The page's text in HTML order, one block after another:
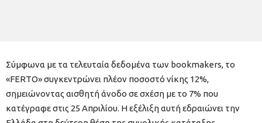
Σύμφωνα με τα τελευταία δεδομένα των bookmakers, το
«FERTO» συγκεντρώνει πλέον ποσοστό νίκης 12%,
σημειώνοντας αισθητή άνοδο σε σχέση με το 7% που
κατέγραφε στις 25 Απριλίου. Η εξέλιξη αυτή εδραιώνει την